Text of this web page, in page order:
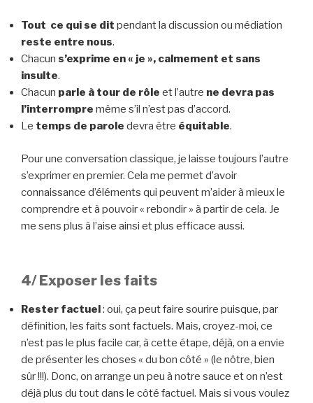
Tout ce qui se dit pendant la discussion ou médiation
reste entre nous.
Chacun s’exprime en « je », calmement et sans
insulte.
Chacun parle à tour de rôle et l’autre ne devra pas
l’interrompre même s’il n’est pas d’accord.
Le temps de parole devra être équitable.
Pour une conversation classique, je laisse toujours l’autre
s’exprimer en premier. Cela me permet d’avoir
connaissance d’éléments qui peuvent m’aider à mieux le
comprendre et à pouvoir « rebondir » à partir de cela. Je
me sens plus à l’aise ainsi et plus efficace aussi.
4/ Exposer les faits
Rester factuel: oui, ça peut faire sourire puisque, par
définition, les faits sont factuels. Mais, croyez-moi, ce
n’est pas le plus facile car, à cette étape, déjà, on a envie
de présenter les choses « du bon côté » (le nôtre, bien
sûr !!!). Donc, on arrange un peu à notre sauce et on n’est
déjà plus du tout dans le côté factuel. Mais si vous voulez